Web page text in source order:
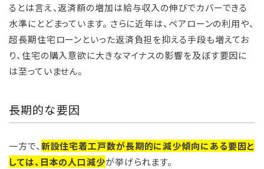
るとは言え、返済額の増加は給与収入の伸びでカバーできる
水準にとどまっています。 さらに近年は、ペアローンの利用や、
超長期住宅ローンといった返済負担を抑える手段も増えてお
り、住宅の購入意欲に大きなマイナスの影響を及ぼす要因に
は至っていません。
長期的な要因
一方で、新設住宅着工戸数が長期的に減少傾向にある要因と
しては、日本の人口減少が挙げられます。